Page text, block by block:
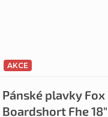
AKCE
Pánské plavky
Boardshort Fhe